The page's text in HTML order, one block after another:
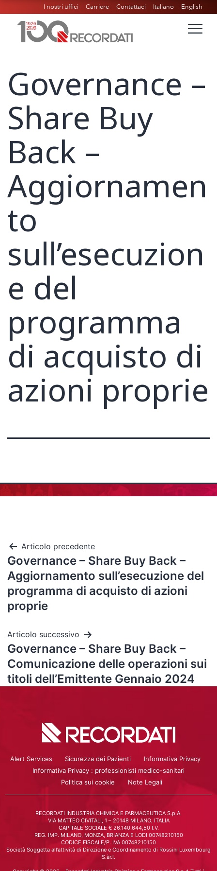
I nostri uffici Carriere Contattaci Italiano English
Governance –
Share Buy
Back –
Aggiornamen
to
sull’esecuzion
e del
programma
di acquisto di
azioni proprie
Articolo precedente
Governance – Share Buy Back –
Aggiornamento sull’esecuzione del
programma di acquisto di azioni
proprie
Articolo successivo
Governance – Share Buy Back –
Comunicazione delle operazioni sui
titoli dell’Emittente Gennaio 2024
Alert Services Sicurezza dei Pazienti
Informativa Privacy
Informativa Privacy : professionisti medico-sanitari
Politica sui cookie
Note Legali
RECORDATI INDUSTRIA CHIMICA E FARMACEUTICA S.p.A.
VIA MATTEO CIVITALI, 1 – 20148 MILANO, ITALIA
CAPITALE SOCIALE € 26.140.644,50 I.V.
REG. IMP. MILANO, MONZA, BRIANZA E LODI 00748210150
CODICE FISCALE/P. IVA 00748210150
Società Soggetta all’attività di Direzione e Coordinamento di Rossini Luxembourg
S.àr.l.